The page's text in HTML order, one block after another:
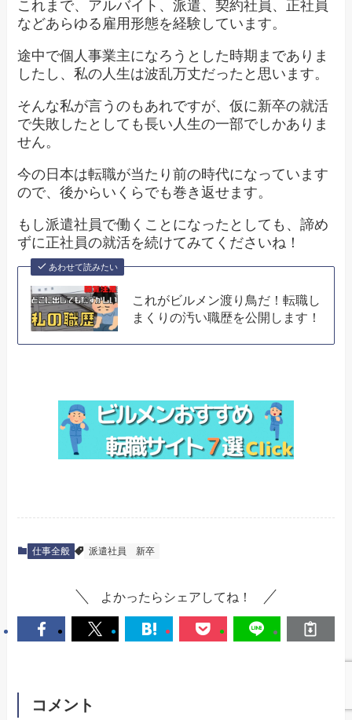
これまで、アルバイト、派遣、契約社員、正社員
などあらゆる雇用形態を経験しています。
途中で個人事業主になろうとした時期までありま
したし、私の人生は波乱万丈だったと思います。
そんな私が言うのもあれですが、仮に新卒の就活
で失敗したとしても長い人生の一部でしかありま
せん。
今の日本は転職が当たり前の時代になっています
ので、後からいくらでも巻き返せます。
もし派遣社員で働くことになったとしても、諦め
ずに正社員の就活を続けてみてくださいね！
あわせて読みたい
これがビルメン渡り鳥だ！転職し
まくりの汚い職歴を公開します！
仕事全般 派遣社員 新卒
よかったらシェアしてね！
コメント